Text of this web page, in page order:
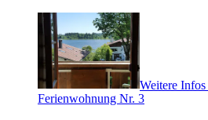
Weitere
Ferienwohnung Nr. 3